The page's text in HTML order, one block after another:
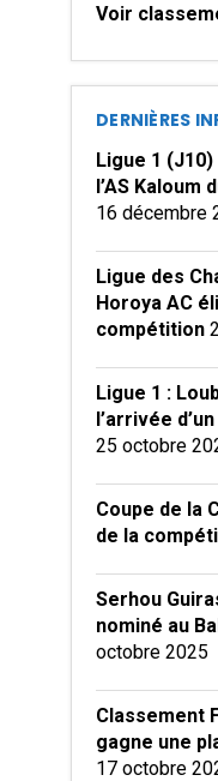
Voir
DERNIÈRES
Ligue 1
l’AS Kaloum
16 décembre
Ligue des
Horoya AC
compétition
Ligue 1 :
l’arrivée
25 octobre
Coupe de la
de la
Serhou
nominé au
octobre 2025
Classement
gagne une
17 octobre